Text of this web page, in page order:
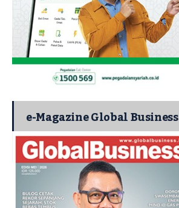
e-Magazine Global Business